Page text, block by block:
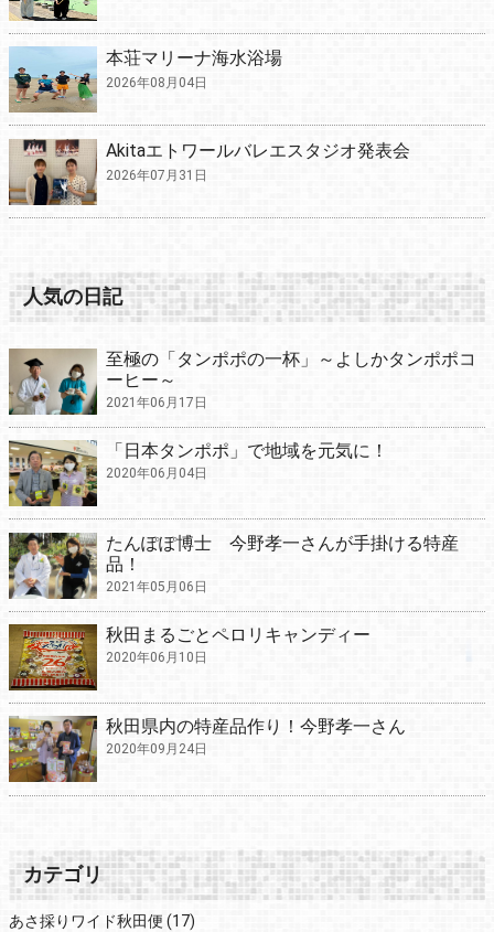
本荘マリーナ海水浴場
2026年08月04日
Akitaエトワールバレエスタジオ発表会
2026年07月31日
人気の日記
至極の「タンポポの一杯」～よしかタンポポコ
ーヒー～
2021年06月17日
「日本タンポポ」で地域を元気に！
2020年06月04日
たんぽぽ博士 今野孝一さんが手掛ける特産
品！
2021年05月06日
秋田まるごとペロリキャンディー
2020年06月10日
秋田県内の特産品作り！今野孝一さん
2020年09月24日
カテゴリ
あさ採りワイド秋田便 (17)